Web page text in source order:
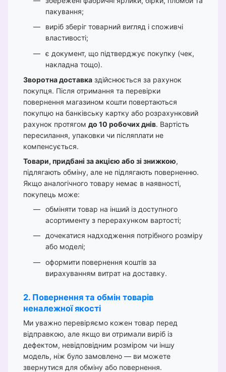
пакування;
виріб зберіг товарний вигляд і споживчі
властивості;
є документ, що підтверджує покупку (чек,
накладна тощо).
Зворотна доставка здійснюється за рахунок
покупця. Після отримання та перевірки
повернення магазином кошти повертаються
покупцю на банківську картку або розрахунковий
рахунок протягом до 10 робочих днів. Вартість
пересилання, упаковки чи післяплати не
компенсується.
Товари, придбані за акцією або зі знижкою,
підлягають обміну, але не підлягають поверненню.
Якщо аналогічного товару немає в наявності,
покупець може:
обміняти товар на інший із доступного
асортименту з перерахунком вартості;
дочекатися надходження потрібного розміру
або моделі;
оформити повернення коштів за
вирахуванням витрат на доставку.
2. Повернення та обмін товарів
неналежної якості
Ми уважно перевіряємо кожен товар перед
відправкою, але якщо ви отримали виріб із
дефектом, невідповідним розміром чи іншу
модель, ніж було замовлено — ви можете
звернутися для обміну або повернення.